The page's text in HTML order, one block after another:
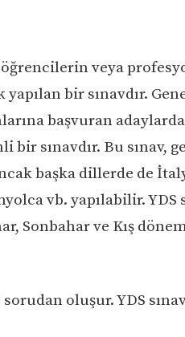
öğrencilerin veya
bir sınavdır.
başvuran
sınavdır. Bu sınav,
başka dillerde de
vb. yapılabilir. YDS
Sonbahar ve Kış
sorudan oluşur. YDS